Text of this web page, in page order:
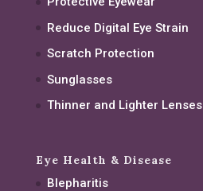
Reduce Digital Eye Strain
Scratch Protection
Sunglasses
Thinner and Lighter Lenses
Eye Health & Disease
Blepharitis